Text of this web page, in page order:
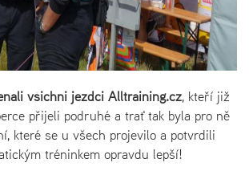
všichni jezdci Alltraining.cz, kteří již
přijeli podruhé a trať tak byla pro ně
které se u všech projevilo a potvrdili
tréninkem opravdu lepší!